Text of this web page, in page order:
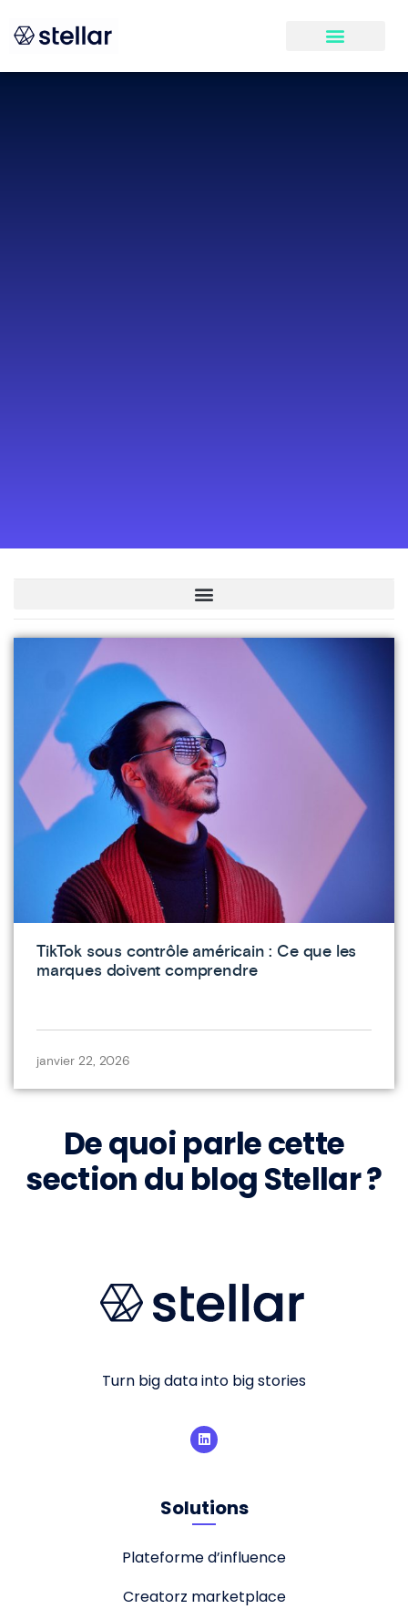
TikTok sous contrôle américain : Ce que les
marques doivent comprendre
janvier 22, 2026
De quoi parle cette
section du blog Stellar ?
Turn big data into big stories
Solutions
Plateforme d’influence
Creatorz marketplace